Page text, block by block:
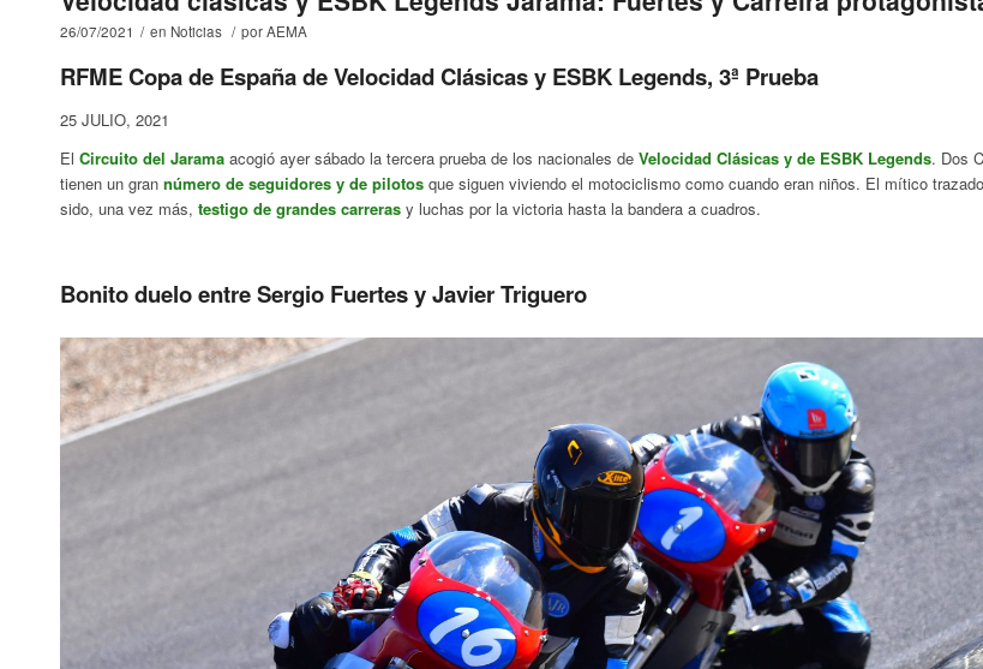
26/07/2021 / en Noticias / porAEMA
RFME Copa de España de Velocidad Clásicas y ESBK Legends, 3ª Prueba
25 JULIO, 2021
El Circuito del Jarama acogió ayer sábado la tercera prueba de los nacionales de Velocidad Clásicas y de ESBK Legends. Dos
tienen un gran número de seguidores y de pilotos que siguen viviendo el motociclismo como cuando eran niños. El mítico
sido, una vez más, testigo de grandes carreras y luchas por la victoria hasta la bandera a cuadros.
Bonito duelo entre Sergio Fuertes y Javier Triguero